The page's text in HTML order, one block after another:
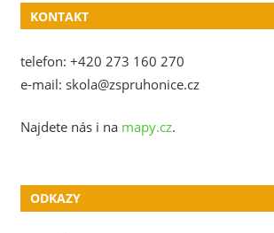
KONTAKT
telefon: +420 273 160 270
e-mail: skola@zspruhonice.cz
Najdete nás i na mapy.cz.
ODKAZY